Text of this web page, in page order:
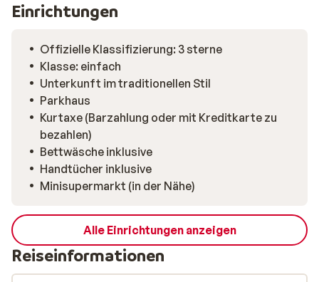
Einrichtungen
Offizielle Klassifizierung: 3 sterne
Klasse: einfach
Unterkunft im traditionellen Stil
Parkhaus
Kurtaxe (Barzahlung oder mit Kreditkarte zu
bezahlen)
Bettwäsche inklusive
Handtücher inklusive
Minisupermarkt (in der Nähe)
Alle Einrichtungen anzeigen
Reiseinformationen